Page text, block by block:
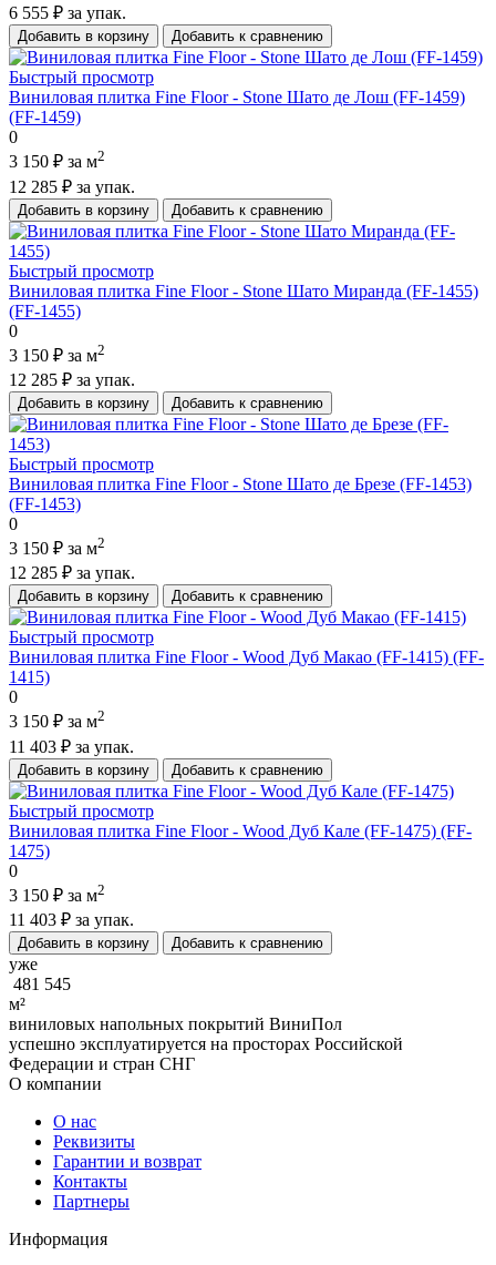
6 555 ₽ за упак.
Добавить в корзину Добавить к сравнению
Быстрый просмотр
Виниловая плитка Fine Floor - Stone Шато де Лош (FF-1459)
(FF-1459)
0
3 150 ₽ за м2
12 285 ₽ за упак.
Добавить в корзину Добавить к сравнению
Быстрый просмотр
Виниловая плитка Fine Floor - Stone Шато Миранда (FF-1455)
(FF-1455)
0
3 150 ₽ за м2
12 285 ₽ за упак.
Добавить в корзину Добавить к сравнению
Быстрый просмотр
Виниловая плитка Fine Floor - Stone Шато де Брезе (FF-1453)
(FF-1453)
0
3 150 ₽ за м2
12 285 ₽ за упак.
Добавить в корзину Добавить к сравнению
Быстрый просмотр
Виниловая плитка Fine Floor - Wood Дуб Макао (FF-1415) (FF-
1415)
0
3 150 ₽ за м2
11 403 ₽ за упак.
Добавить в корзину Добавить к сравнению
Быстрый просмотр
Виниловая плитка Fine Floor - Wood Дуб Кале (FF-1475) (FF-
1475)
0
3 150 ₽ за м2
11 403 ₽ за упак.
Добавить в корзину Добавить к сравнению
уже
481 545
м²
виниловых напольных покрытий ВиниПол
успешно эксплуатируется на просторах Российской
Федерации и стран СНГ
О компании
О нас
Реквизиты
Гарантии и возврат
Контакты
Партнеры
Информация